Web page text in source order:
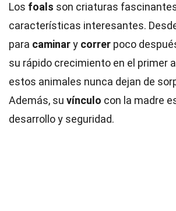
Los foals son criaturas
características interesantes.
para caminary correr poco
su rápido crecimiento en el primer
estos animales nunca dejan de
Además, su vínculo con la madre
desarrollo y seguridad.